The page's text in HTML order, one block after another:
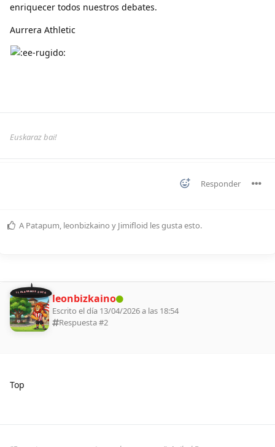
enriquecer todos nuestros debates.
Aurrera Athletic
Euskaraz bai!
Responder
A Patapum, leonbizkaino y Jimifloid les gusta esto.
11 ALDEANOS 2026 leonbizkaino
Escrito el día 13/04/2026 a las 18:54
Respuesta #2
Top